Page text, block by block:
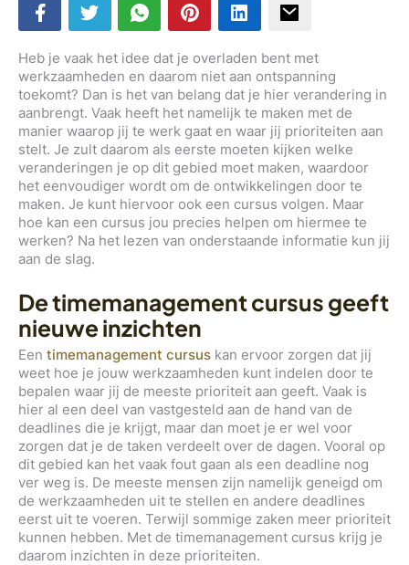
Heb je vaak het idee dat je overladen bent met
werkzaamheden en daarom niet aan ontspanning
toekomt? Dan is het van belang dat je hier verandering in
aanbrengt. Vaak heeft het namelijk te maken met de
manier waarop jij te werk gaat en waar jij prioriteiten aan
stelt. Je zult daarom als eerste moeten kijken welke
veranderingen je op dit gebied moet maken, waardoor
het eenvoudiger wordt om de ontwikkelingen door te
maken. Je kunt hiervoor ook een cursus volgen. Maar
hoe kan een cursus jou precies helpen om hiermee te
werken? Na het lezen van onderstaande informatie kun jij
aan de slag.
De timemanagement cursus geeft
nieuwe inzichten
Een timemanagement cursus kan ervoor zorgen dat jij
weet hoe je jouw werkzaamheden kunt indelen door te
bepalen waar jij de meeste prioriteit aan geeft. Vaak is
hier al een deel van vastgesteld aan de hand van de
deadlines die je krijgt, maar dan moet je er wel voor
zorgen dat je de taken verdeelt over de dagen. Vooral op
dit gebied kan het vaak fout gaan als een deadline nog
ver weg is. De meeste mensen zijn namelijk geneigd om
de werkzaamheden uit te stellen en andere deadlines
eerst uit te voeren. Terwijl sommige zaken meer prioriteit
kunnen hebben. Met de timemanagement cursus krijg je
daarom inzichten in deze prioriteiten.